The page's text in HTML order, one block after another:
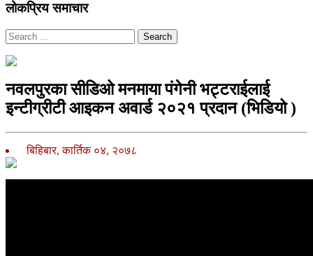
लोकप्रिय समाचार
Search
नवलपुरका सीडिओ मनमाया पंगेनी भट्टराईलाई
इन्टीग्रीटी आइकन अवार्ड २०२१ प्रदान (भिडियो )
बिहिबार, कार्तिक ०४, २०७८